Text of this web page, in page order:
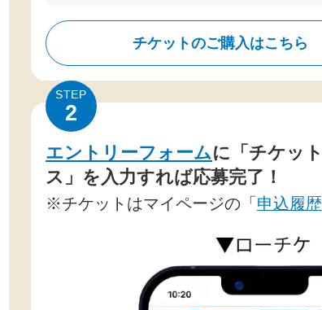
チケットのご購入はこちら
STEP
2
エントリーフォームに「チケッ
ス」を入力すれば応募完了！
※チケットはマイページの「申込履歴